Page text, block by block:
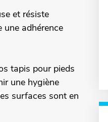
et résiste
une adhérence
tapis pour pieds
une hygiène
surfaces sont en